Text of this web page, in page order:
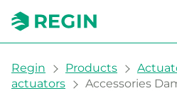
You are here:
Regin Products
actuators
Accessories